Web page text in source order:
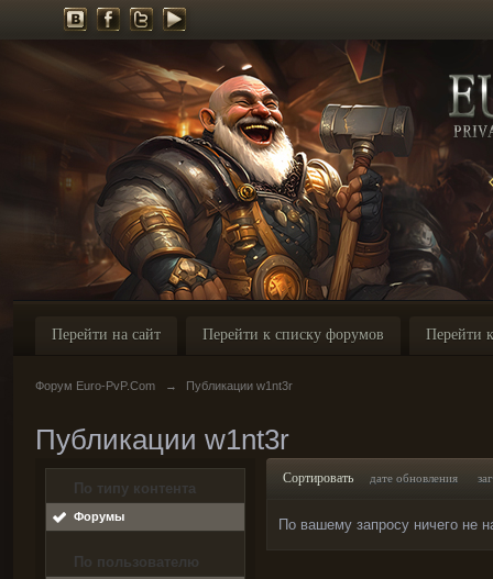
Перейти на сайт Перейти к списку форумов Перейти
Форум Euro-PvP.Com → Публикации w1nt3r
Публикации w1nt3r
По типу контента
Форумы
По пользователю
Сортировать дате обновления
По вашему запросу ничего не